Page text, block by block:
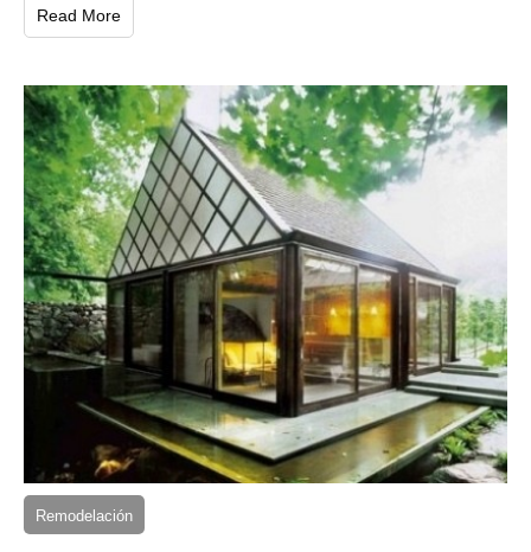
Read More
Remodelación